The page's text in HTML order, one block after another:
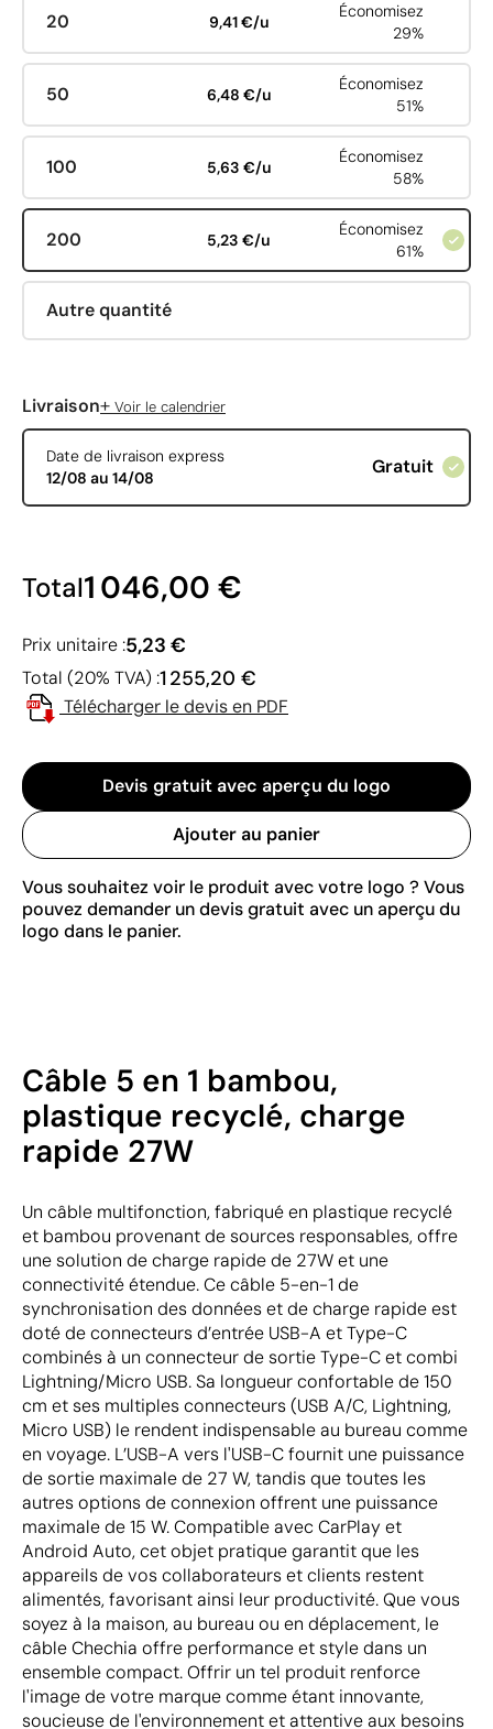
20 9,41 €/u
Économisez
29%
50 6,48 €/u
Économisez
51%
100 5,63 €/u
Économisez
58%
200 5,23 €/u
Économisez
61%
Autre quantité
Livraison+ Voir le calendrier
Date de livraison express
12/08 au 14/08
Gratuit
Total1 046,00 €
Prix unitaire :5,23 €
Total (20% TVA) :1 255,20 €
Télécharger le devis en PDF
Devis gratuit avec aperçu du logo
Ajouter au panier
Vous souhaitez voir le produit avec votre logo ? Vous
pouvez demander un devis gratuit avec un aperçu du
logo dans le panier.
Câble 5 en 1 bambou,
plastique recyclé, charge
rapide 27W
Un câble multifonction, fabriqué en plastique recyclé
et bambou provenant de sources responsables, offre
une solution de charge rapide de 27W et une
connectivité étendue. Ce câble 5-en-1 de
synchronisation des données et de charge rapide est
doté de connecteurs d’entrée USB-A et Type-C
combinés à un connecteur de sortie Type-C et combi
Lightning/Micro USB. Sa longueur confortable de 150
cm et ses multiples connecteurs (USB A/C, Lightning,
Micro USB) le rendent indispensable au bureau comme
en voyage. L’USB-A vers l'USB-C fournit une puissance
de sortie maximale de 27 W, tandis que toutes les
autres options de connexion offrent une puissance
maximale de 15 W. Compatible avec CarPlay et
Android Auto, cet objet pratique garantit que les
appareils de vos collaborateurs et clients restent
alimentés, favorisant ainsi leur productivité. Que vous
soyez à la maison, au bureau ou en déplacement, le
câble Chechia offre performance et style dans un
ensemble compact. Offrir un tel produit renforce
l'image de votre marque comme étant innovante,
soucieuse de l'environnement et attentive aux besoins